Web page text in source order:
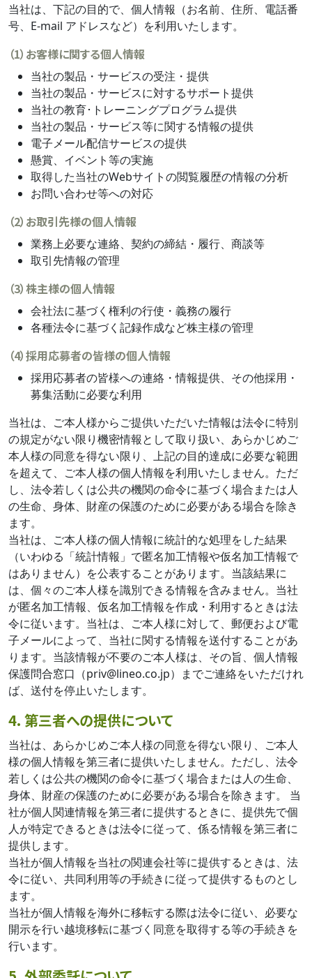
当社は、下記の目的で、個人情報（お名前、住所、電話番
号、E-mail アドレスなど）を利用いたします。
（1）お客様に関する個人情報
当社の製品・サービスの受注・提供
当社の製品・サービスに対するサポート提供
当社の教育･トレーニングプログラム提供
当社の製品・サービス等に関する情報の提供
電子メール配信サービスの提供
懸賞、イベント等の実施
取得した当社のWebサイトの閲覧履歴の情報の分析
お問い合わせ等への対応
（2）お取引先様の個人情報
業務上必要な連絡、契約の締結・履行、商談等
取引先情報の管理
（3）株主様の個人情報
会社法に基づく権利の行使・義務の履行
各種法令に基づく記録作成など株主様の管理
（4）採用応募者の皆様の個人情報
採用応募者の皆様への連絡・情報提供、その他採用・
募集活動に必要な利用
当社は、ご本人様からご提供いただいた情報は法令に特別
の規定がない限り機密情報として取り扱い、あらかじめご
本人様の同意を得ない限り、上記の目的達成に必要な範囲
を超えて、ご本人様の個人情報を利用いたしません。ただ
し、法令若しくは公共の機関の命令に基づく場合または人
の生命、身体、財産の保護のために必要がある場合を除き
ます。
当社は、ご本人様の個人情報に統計的な処理をした結果
（いわゆる「統計情報」で匿名加工情報や仮名加工情報で
はありません）を公表することがあります。当該結果に
は、個々のご本人様を識別できる情報を含みません。当社
が匿名加工情報、仮名加工情報を作成・利用するときは法
令に従います。当社は、ご本人様に対して、郵便および電
子メールによって、当社に関する情報を送付することがあ
ります。当該情報が不要のご本人様は、その旨、個人情報
保護問合窓口（priv@lineo.co.jp）までご連絡をいただけれ
ば、送付を停止いたします。
4. 第三者への提供について
当社は、あらかじめご本人様の同意を得ない限り、ご本人
様の個人情報を第三者に提供いたしません。ただし、法令
若しくは公共の機関の命令に基づく場合または人の生命、
身体、財産の保護のために必要がある場合を除きます。 当
社が個人関連情報を第三者に提供するときに、提供先で個
人が特定できるときは法令に従って、係る情報を第三者に
提供します。
当社が個人情報を当社の関連会社等に提供するときは、法
令に従い、共同利用等の手続きに従って提供するものとし
ます。
当社が個人情報を海外に移転する際は法令に従い、必要な
開示を行い越境移転に基づく同意を取得する等の手続きを
行います。